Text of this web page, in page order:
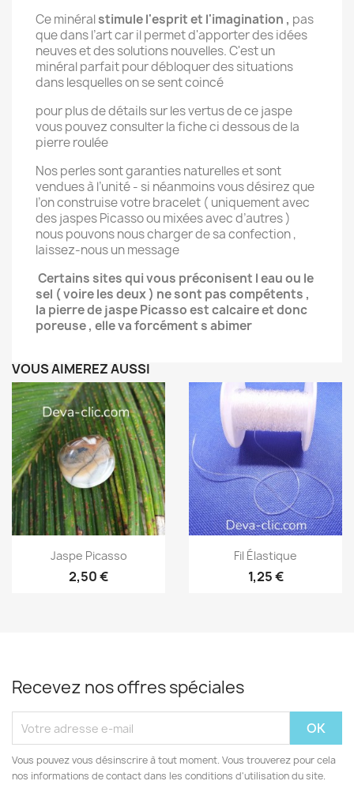
Ce minéralstimule l'esprit et l'imagination , pas
que dans l’art car il permet d'apporter des idées
neuves et des solutions nouvelles. C'est un
minéral parfait pour débloquer des situations
dans lesquelles on se sent coincé
pour plus de détails sur les vertus de ce jaspe
vous pouvez consulter la fiche ci dessous de la
pierre roulée
Nos perles sont garanties naturelles et sont
vendues à l’unité - si néanmoins vous désirez que
l’on construise votre bracelet ( uniquement avec
des jaspes Picasso ou mixées avec d’autres )
nous pouvons nous charger de sa confection ,
laissez-nous un message
Certains sites qui vous préconisent l eau ou le
sel ( voire les deux ) ne sont pas compétents ,
la pierre de jaspe Picasso est calcaire et donc
poreuse , elle va forcément s abimer
VOUS AIMEREZ AUSSI
Aperçu rapide
Jaspe Picasso
2,50 €
Aperçu rapide
Fil Élastique
1,25 €
Recevez nos offres spéciales
Vous pouvez vous désinscrire à tout moment. Vous trouverez pour cela
nos informations de contact dans les conditions d'utilisation du site.